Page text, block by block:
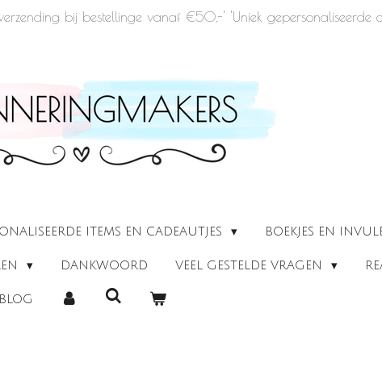
bij bestellinge vanaf €50,-' 'Uniek gepersonaliseerde
ITEMS EN CADEAUTJES BOEKJES EN
DANKWOORD VEEL GESTELDE VRAGEN
BLOG